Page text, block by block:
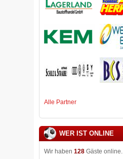
Alle Partner
WER IST ONLINE
Wir haben 128 Gäste online.